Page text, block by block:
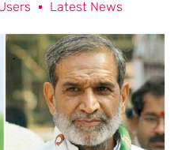
Latest News